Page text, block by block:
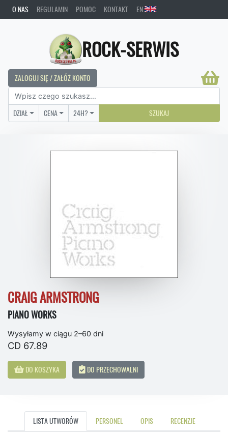
O NAS REGULAMIN POMOC KONTAKT EN
ROCK-SERWIS
ZALOGUJ SIĘ / ZAŁÓŻ KONTO
DZIAŁ CENA 24H? SZUKAJ
CRAIG ARMSTRONG
PIANO WORKS
Wysyłamy w ciągu 2–60 dni
CD 67.89
DO KOSZYKA DO PRZECHOWALNI
LISTA UTWORÓW PERSONEL OPIS RECENZJE